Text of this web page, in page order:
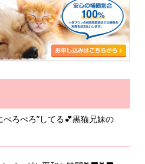
ぺろぺろ”してる💕黒猫兄妹の